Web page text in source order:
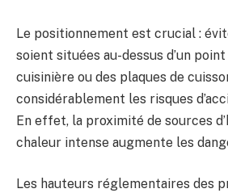
Le positionnement est crucial :
soient situées au-dessus d’un point
cuisinière ou des plaques de
considérablement les risques
En effet, la proximité de sources
chaleur intense augmente les
Les hauteurs réglementaires des